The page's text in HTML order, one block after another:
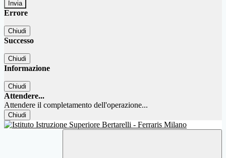
Errore
Chiudi
Successo
Chiudi
Informazione
Chiudi
Attendere...
Attendere il completamento dell'operazione...
Chiudi